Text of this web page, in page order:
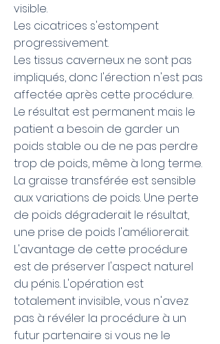
visible.
Les cicatrices s'estompent
progressivement.
Les tissus caverneux ne sont pas
impliqués, donc l'érection n'est pas
affectée après cette procédure.
Le résultat est permanent mais le
patient a besoin de garder un
poids stable ou de ne pas perdre
trop de poids, même à long terme.
La graisse transférée est sensible
aux variations de poids. Une perte
de poids dégraderait le résultat,
une prise de poids l'améliorerait.
L'avantage de cette procédure
est de préserver l'aspect naturel
du pénis. L'opération est
totalement invisible, vous n'avez
pas à révéler la procédure à un
futur partenaire si vous ne le